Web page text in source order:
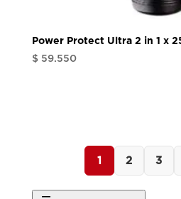
Power Protect Ultra 2 in 1 x
$ 59.550
1 2 3